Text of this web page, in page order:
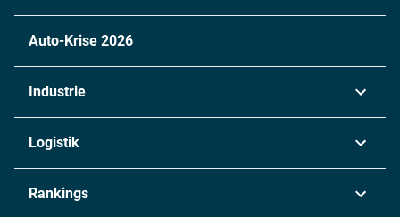
Auto-Krise 2026
Industrie
Chemie
Logistik
Rankings